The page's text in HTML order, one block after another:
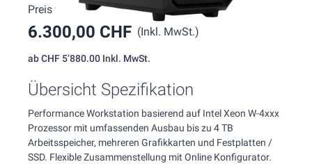
Preis wie konfiguriert:
6.300,00 CHF (Inkl. MwSt.)
abCHF 5’880.00 Inkl. MwSt.
Übersicht Spezifikation
Performance Workstation basierend auf Intel Xeon W-4xxx
Prozessor mit umfassenden Ausbau bis zu 4 TB
Arbeitsspeicher, mehreren Grafikkarten und Festplatten /
SSD. Flexible Zusammenstellung mit Online Konfigurator.